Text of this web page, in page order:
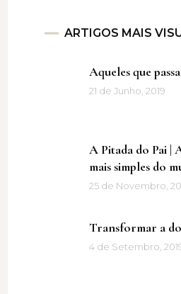
ARTIGOS MAIS
Aqueles que
21 de Junho, 2019
A Pitada do Pai |
mais simples do
25 de Novembro,
Transformar a
4 de Setembro,